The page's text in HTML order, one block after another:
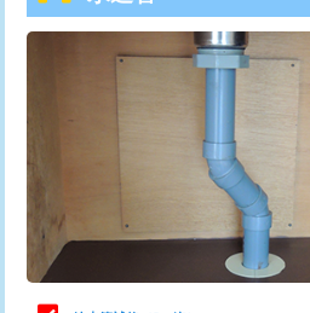
管・ポリ管・HT管使用/3ｍまで)
給水管工事※（ライニング鋼管・銅
管・ポリ管・HT管使用/3ｍ超え)
排水管工事（土の掘削・埋め戻し作
排水管工事（排水管工事/3ｍまで）
排水管工事（追加 排水管工事/3ｍ超
トーラー機使用/3mまで
追加トーラー機使用/3m超え
止水・漏水調査・防水処理・清掃・修
理・調整・分解・加工など（軽作業）
止水・漏水調査・防水処理・清掃・修
理・調整・分解・加工など（中作業）